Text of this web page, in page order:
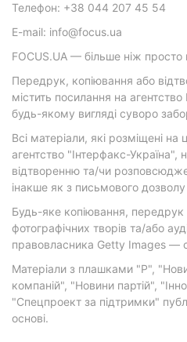
Телефон: +38 044 207 45 54
E-mail: info@focus.ua
FOCUS.UA — більше ніж просто
Передрук, копіювання або
містить посилання на
будь-якому вигляді суворо
Всі матеріали, які розміщені
агентство "Інтерфакс-
відтворенню та/чи
інакше як з письмового дозволу
Будь-яке копіювання, передрук
фотографічних творів та/або
правовласника Getty Images —
Матеріали з плашками "Р",
компаній", "Новини партій",
"Спецпроект за підтримки"
основі.